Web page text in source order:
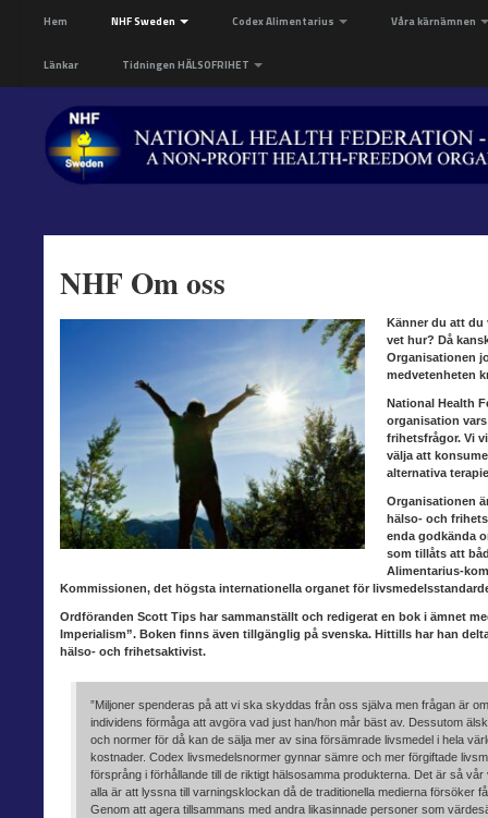
Hem NHF Sweden Codex Alimentarius Våra kärnämnen
Länkar Tidningen HÄLSOFRIHET
NHF Om oss
Känner du att
vet hur? Då
Organisationen
medvetenheten
National Health
organisation
frihetsfrågor. Vi
välja att
alternativa
Organisationen
hälso- och
enda godkända
som tillåts att
Alimentarius-
Kommissionen, det högsta internationella organet för
Ordföranden Scott Tips har sammanställt och redigerat en bok i ämnet
Imperialism”. Boken finns även tillgänglig på svenska. Hittills har han
hälso- och frihetsaktivist.
”Miljoner spenderas på att vi ska skyddas från oss själva men frågan är
individens förmåga att avgöra vad just han/hon mår bäst av. Dessutom
och normer för då kan de sälja mer av sina försämrade livsmedel i hela
kostnader. Codex livsmedelsnormer gynnar sämre och mer förgiftade
försprång i förhållande till de riktigt hälsosamma produkterna. Det är så
alla är att lyssna till varningsklockan då de traditionella medierna försöker
Genom att agera tillsammans med andra likasinnade personer som